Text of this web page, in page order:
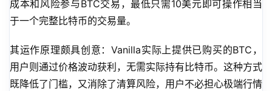
成本和风险参与BTC交易，最低只需10美元即可操作相当
于一个完整比特币的交易量。
其运作原理颇具创意：Vanilla实际上提供已购买的BTC，
用户则通过价格波动获利，无需实际持有比特币。这种方式
既降低了门槛，又消除了清算风险，用户不必担心极端行情